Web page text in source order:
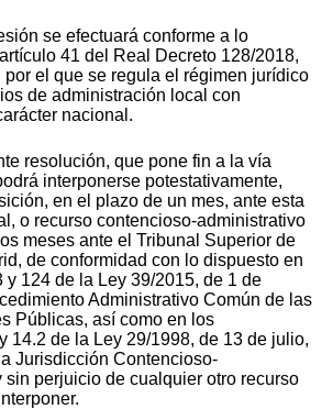
se efectuará conforme a lo
41 del Real Decreto 128/2018,
por el que se regula el régimen jurídico
de administración local con
nacional.
resolución, que pone fin a la vía
interponerse potestativamente,
en el plazo de un mes, ante esta
o recurso contencioso-administrativo
meses ante el Tribunal Superior de
de conformidad con lo dispuesto en
y 124 de la Ley 39/2015, de 1 de
Administrativo Común de las
Públicas, así como en los
14.2 de la Ley 29/1998, de 13 de julio,
Jurisdicción Contencioso-
sin perjuicio de cualquier otro recurso